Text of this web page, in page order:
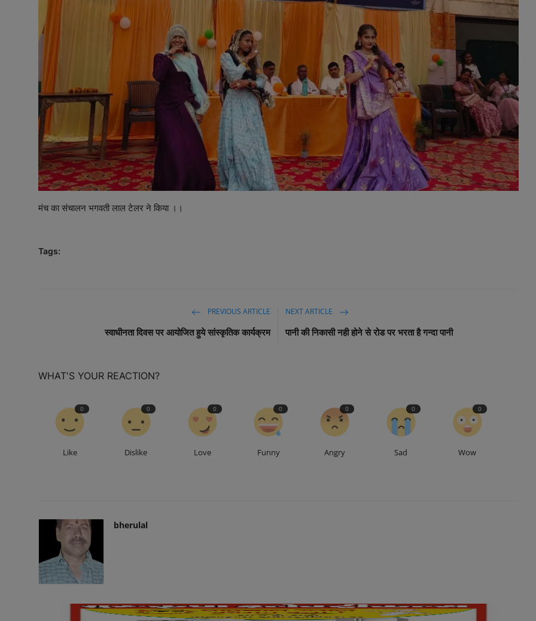
मंच का संचालन भगवती लाल टेलर ने किया ।।
Tags:
PREVIOUS ARTICLE
स्वाधीनता दिवस पर आयोजित हुये सांस्कृतिक कार्यक्रम
NEXT ARTICLE
पानी की निकासी नही होने से रोड पर भरता है गन्दा पानी
WHAT'S YOUR REACTION?
0
Like
0
Dislike
0
Love
0
Funny
0
Angry
0
Sad
0
Wow
bherulal